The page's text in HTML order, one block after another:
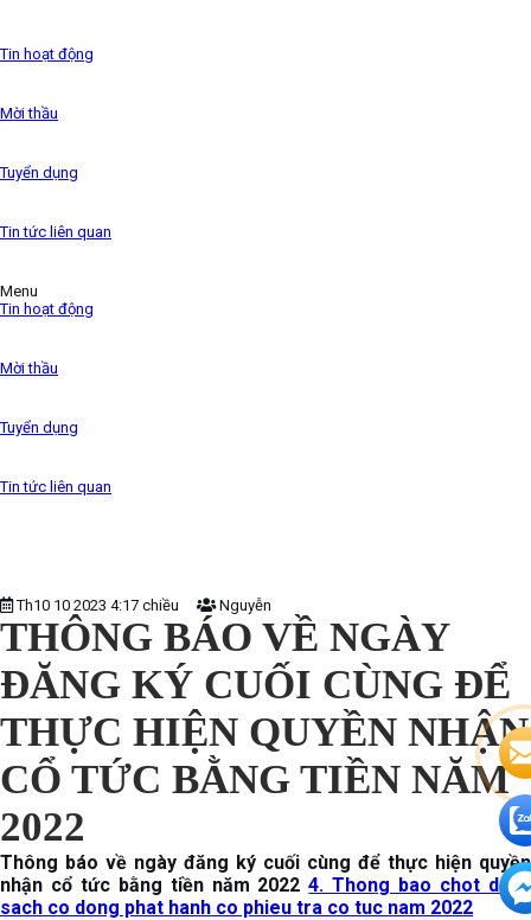
the 1500s,
Tin hoạt động
Mời thầu
Tuyển dụng
Tin tức liên quan
Menu
Tin hoạt động
Mời thầu
Tuyển dụng
Tin tức liên quan
Th10 10 2023 4:17 chiều Nguyễn
THÔNG BÁO VỀ NGÀY
ĐĂNG KÝ CUỐI CÙNG ĐỂ
THỰC HIỆN QUYỀN NHẬN
CỔ TỨC BẰNG TIỀN NĂM
2022
Thông báo về ngày đăng ký cuối cùng để thực hiện quyền
nhận cổ tức bằng tiền năm 20224. Thong bao chot danh
sach co dong phat hanh co phieu tra co tuc nam 2022